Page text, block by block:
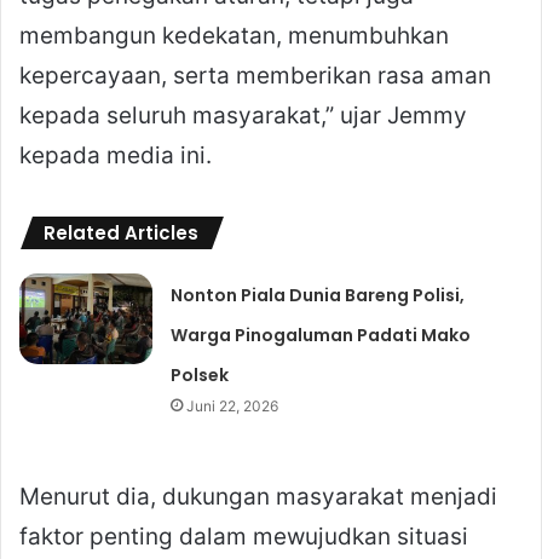
membangun kedekatan, menumbuhkan
kepercayaan, serta memberikan rasa aman
kepada seluruh masyarakat,” ujar Jemmy
kepada media ini.
Related Articles
Nonton Piala Dunia Bareng Polisi,
Warga Pinogaluman Padati Mako
Polsek
Juni 22, 2026
Menurut dia, dukungan masyarakat menjadi
faktor penting dalam mewujudkan situasi